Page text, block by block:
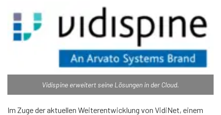
Vidispine erweitert seine Lösungen in der Cloud.
Im Zuge der aktuellen Weiterentwicklung von VidiNet, einem